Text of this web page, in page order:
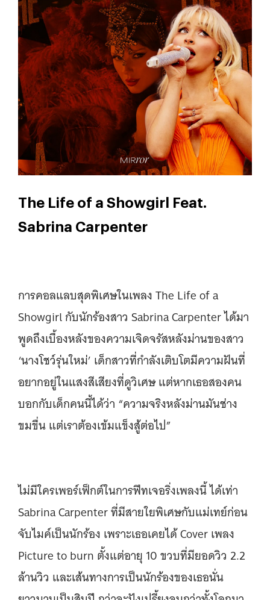
The Life of a Showgirl Feat.
Sabrina Carpenter
การคอลแลบสุดพิเศษในเพลง The Life of a
Showgirl กับนักร้องสาว Sabrina Carpenter ได้มา
พูดถึงเบื้องหลังของความเจิดจรัสหลังม่านของสาว
‘นางโชว์รุ่นใหม่’ เด็กสาวที่กำลังเติบโตมีความฝันที่
อยากอยู่ในแสงสีเสียงที่ดูวิเศษ แต่หากเธอสองคน
บอกกับเด็กคนนี้ได้ว่า “ความจริงหลังม่านมันช่าง
ขมขื่น แต่เราต้องเข้มแข็งสู้ต่อไป”
ไม่มีใครเพอร์เฟ็กต์ในการฟีทเจอริ่งเพลงนี้ ได้เท่า
Sabrina Carpenter ที่มีสายใยพิเศษกับแม่เทย์ก่อน
จับไมค์เป็นนักร้อง เพราะเธอเคยได้ Cover เพลง
Picture to burn ตั้งแต่อายุ 10 ขวบที่มียอดวิว 2.2
ล้านวิว และเส้นทางการเป็นนักร้องของเธอนั่น